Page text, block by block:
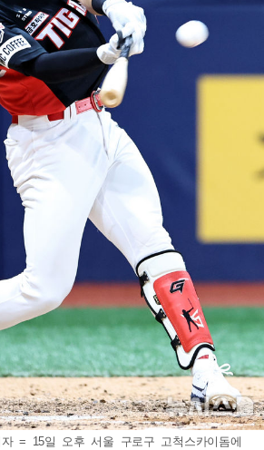
= 15일 오후 서울 구로구 고척스카이돔에